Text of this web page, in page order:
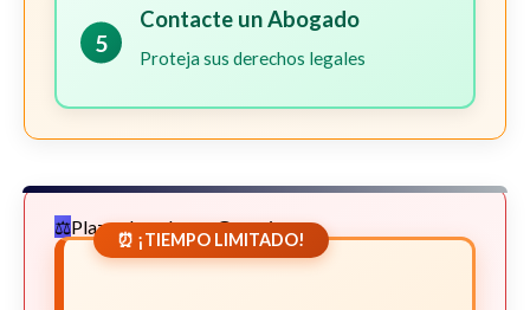
5
Contacte un Abogado
Proteja sus derechos legales
Plazos Legales en Georgia
⏰ ¡TIEMPO LIMITADO!